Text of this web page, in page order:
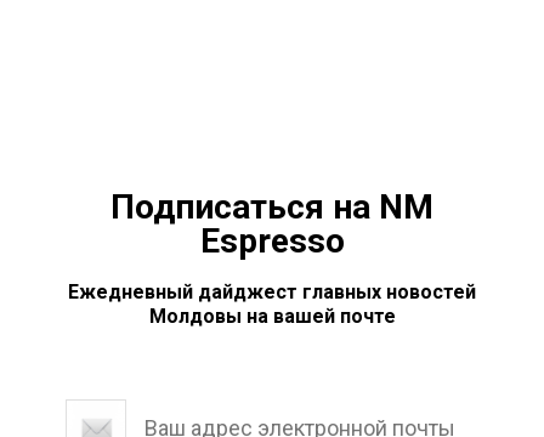
Подписаться на NM
Espresso
Ежедневный дайджест главных новостей
Молдовы на вашей почте